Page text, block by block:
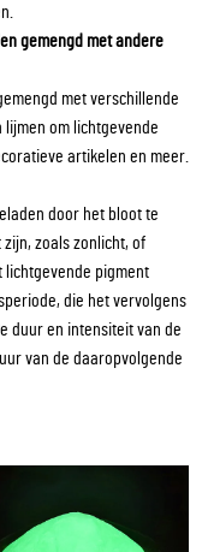
gemengd met andere
met verschillende
om lichtgevende
artikelen en meer.
door het bloot te
zoals zonlicht, of
lichtgevende pigment
die het vervolgens
duur en intensiteit van de
van de daaropvolgende